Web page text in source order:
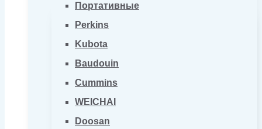
Портативные
Perkins
Kubota
Baudouin
Cummins
WEICHAI
Doosan